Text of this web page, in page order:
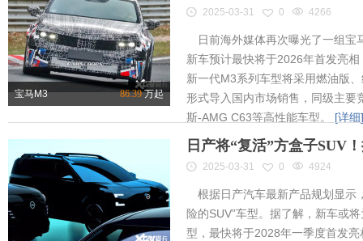
宝马M3 86.39万起
2025-03-31 0 4266
日前海外媒体再次曝光了一组宝
新车预计最快将于2026年首发亮
新一代M3系列车型将采用燃油版
形式导入国内市场销售，同级主要
斯-AMG C63等高性能车型。 [详细]
日产将“复活”方盒子SUV
2025-03-31 0 4924
根据日产汽车最新产品规划显示
险的SUV”车型。据了解，新车或
型，最快将于2028年一季度首发